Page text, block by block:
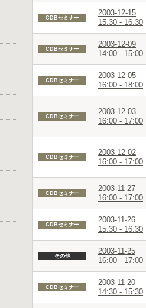
CDBセミナー
2003-12-15
15:30 - 16:30
CDBセミナー
2003-12-09
14:00 - 15:00
CDBセミナー
2003-12-05
16:00 - 18:00
CDBセミナー
2003-12-03
16:00 - 17:00
CDBセミナー
2003-12-02
16:00 - 17:00
CDBセミナー
2003-11-27
16:00 - 17:00
CDBセミナー
2003-11-26
15:30 - 16:30
その他
2003-11-25
16:00 - 17:00
CDBセミナー
2003-11-20
14:30 - 15:30